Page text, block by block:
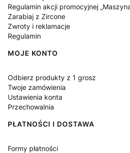
Regulamin akcji promocyjnej
Zarabiaj z Zircone
Zwroty i reklamacje
Regulamin
MOJE KONTO
Odbierz produkty z 1 grosz
Twoje zamówienia
Ustawienia konta
Przechowalnia
PŁATNOŚCI I DOSTAWA
Formy płatności